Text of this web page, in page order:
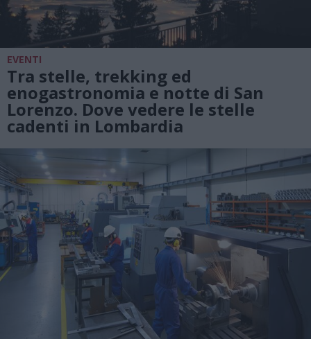
EVENTI
Tra stelle, trekking ed
enogastronomia e notte di San
Lorenzo. Dove vedere le stelle
cadenti in Lombardia